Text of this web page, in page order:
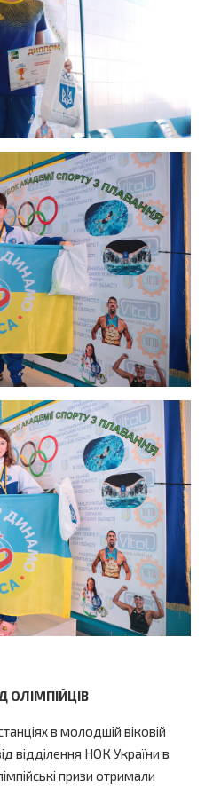
ОЛІМПІЙЦІВ
в молодшій віковій
відділення НОК України в
призи отримали